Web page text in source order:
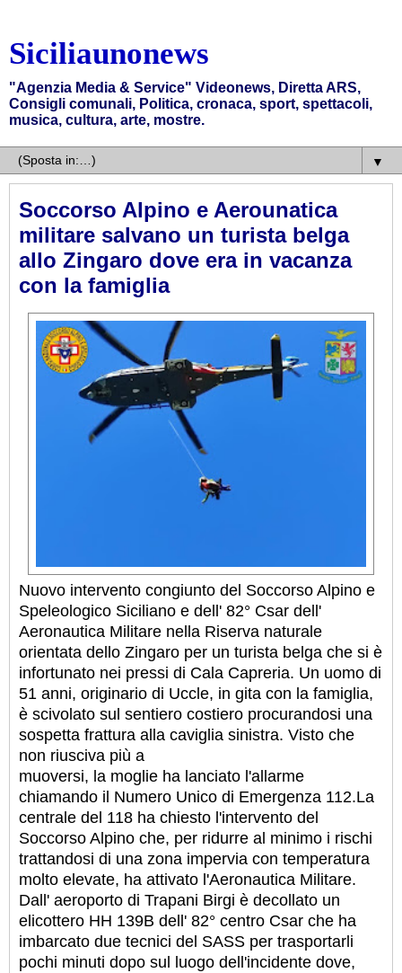
Siciliaunonews
"Agenzia Media & Service" Videonews, Diretta ARS,
Consigli comunali, Politica, cronaca, sport, spettacoli,
musica, cultura, arte, mostre.
▼
Soccorso Alpino e Aerounatica
militare salvano un turista belga
allo Zingaro dove era in vacanza
con la famiglia
Nuovo intervento congiunto del Soccorso Alpino e
Speleologico Siciliano e dell' 82° Csar dell'
Aeronautica Militare nella Riserva naturale
orientata dello Zingaro per un turista belga che si è
infortunato nei pressi di Cala Capreria. Un uomo di
51 anni, originario di Uccle, in gita con la famiglia,
è scivolato sul sentiero costiero procurandosi una
sospetta frattura alla caviglia sinistra. Visto che
non riusciva più a
muoversi, la moglie ha lanciato l'allarme
chiamando il Numero Unico di Emergenza 112.La
centrale del 118 ha chiesto l'intervento del
Soccorso Alpino che, per ridurre al minimo i rischi
trattandosi di una zona impervia con temperatura
molto elevate, ha attivato l'Aeronautica Militare.
Dall' aeroporto di Trapani Birgi è decollato un
elicottero HH 139B dell' 82° centro Csar che ha
imbarcato due tecnici del SASS per trasportarli
pochi minuti dopo sul luogo dell'incidente dove,